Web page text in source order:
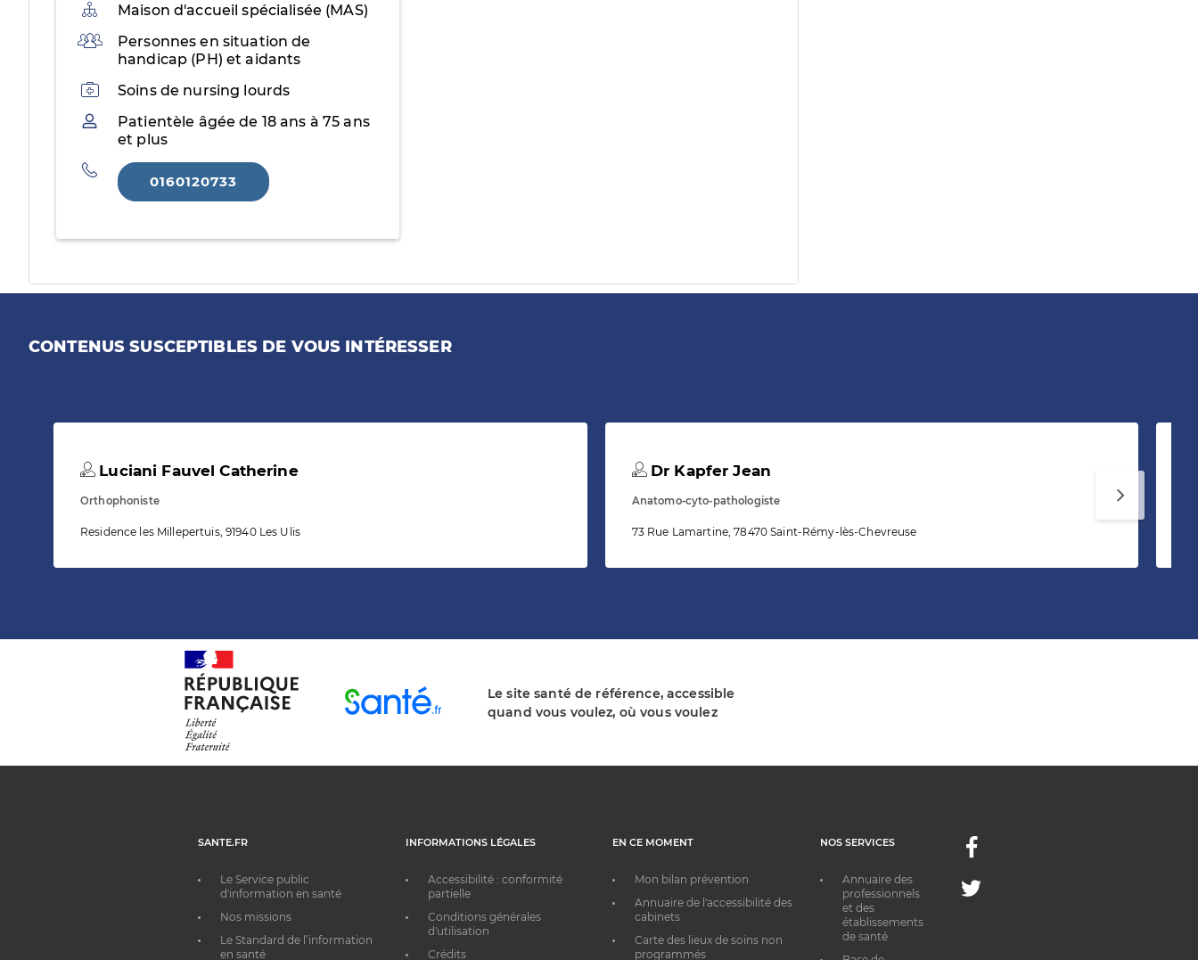
Organisation
Maison d'accueil spécialisée (MAS)
PublicPersonnes en situation de
handicap (PH) et aidants
ActivitésSoins de nursing lourds
PatientèlePatientèle âgée de 18 ans à 75 ans
et plus
Téléphone
0160120733
CONTENUS SUSCEPTIBLES DE VOUS INTÉRESSER
Luciani Fauvel Catherine
Orthophoniste
Residence les Millepertuis, 91940 Les Ulis
Dr Kapfer Jean
Anatomo-cyto-pathologiste
73 Rue Lamartine, 78470 Saint-Rémy-lès-Chevreuse
Le site santé de référence, accessible
quand vous voulez, où vous voulez
SANTE.FR
Le Service public
d'information en santé
Nos missions
Le Standard de l’information
en santé
INFORMATIONS LÉGALES
Accessibilité : conformité
partielle
Conditions générales
d'utilisation
Crédits
EN CE MOMENT
Mon bilan prévention
Annuaire de l'accessibilité des
cabinets
Carte des lieux de soins non
programmés
NOS SERVICES
Annuaire des
professionnels
et des
établissements
de santé
Facebook
Twitter